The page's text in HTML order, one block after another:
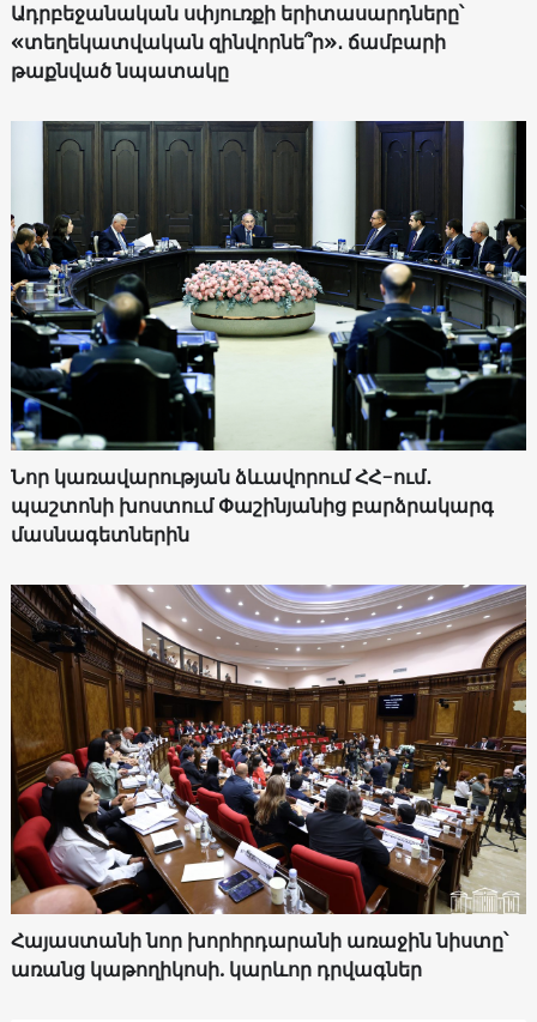
Ադրբեջանական սփյուռքի երիտասարդները՝
«տեղեկատվական զինվորնե՞ր»․ ճամբարի
թաքնված նպատակը
Նոր կառավարության ձևավորում ՀՀ-ում․
պաշտոնի խոստում Փաշինյանից բարձրակարգ
մասնագետներին
Հայաստանի նոր խորհրդարանի առաջին նիստը՝
առանց կաթողիկոսի. կարևոր դրվագներ